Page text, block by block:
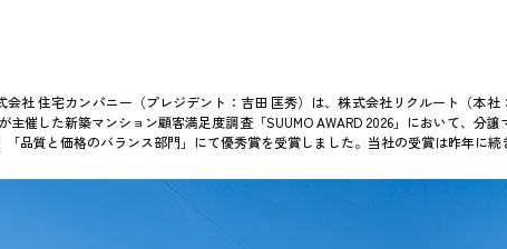
会社 住宅カンパニー（プレジデント：吉田 匡秀）は、株式会社リクルート（本
主催した新築マンション顧客満足度調査「SUUMO AWARD 2026」において、分
品質と価格のバランス部門」にて優秀賞を受賞しました。当社の受賞は昨年に続